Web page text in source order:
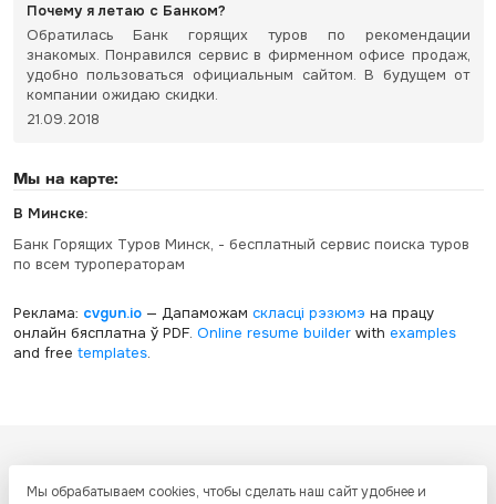
Почему я летаю с Банком?
Обратилась Банк горящих туров по рекомендации
знакомых. Понравился сервис в фирменном офисе продаж,
удобно пользоваться официальным сайтом. В будущем от
компании ожидаю скидки.
21.09.2018
Мы на карте:
В Минске:
Банк Горящих Туров Минск, - бесплатный сервис поиска туров
по всем туроператорам
Реклама: cvgun.io— Дапаможам скласці рэзюмэ на працу
онлайн бясплатна ў PDF. Online resume builderwith examples
and free templates.
графическое содержание, структуру и оформление страниц защищены
Мы обрабатываем cookies, чтобы сделать наш сайт удобнее и